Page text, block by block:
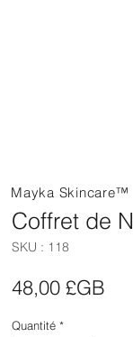
Coffret de
SKU : 118
48,00 £GB
Quantité *
Mayka Skincare™